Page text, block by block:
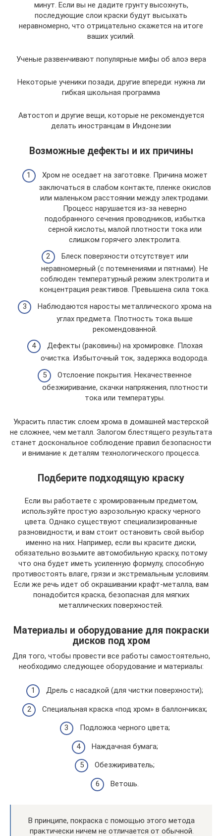
минут. Если вы не дадите грунту высохнуть,
последующие слои краски будут высыхать
неравномерно, что отрицательно скажется на итоге
ваших усилий.
Ученые развенчивают популярные мифы об алоэ вера
Некоторые ученики позади, другие впереди: нужна ли
гибкая школьная программа
Автостоп и другие вещи, которые не рекомендуется
делать иностранцам в Индонезии
Возможные дефекты и их причины
Хром не оседает на заготовке. Причина может
заключаться в слабом контакте, пленке окислов
или маленьком расстоянии между электродами.
Процесс нарушается из-за неверно
подобранного сечения проводников, избытка
серной кислоты, малой плотности тока или
слишком горячего электролита.
Блеск поверхности отсутствует или
неравномерный (с потемнениями и пятнами). Не
соблюден температурный режим электролита и
концентрация реактивов. Превышена сила тока.
Наблюдаются наросты металлического хрома на
углах предмета. Плотность тока выше
рекомендованной.
Дефекты (раковины) на хромировке. Плохая
очистка. Избыточный ток, задержка водорода.
Отслоение покрытия. Некачественное
обезжиривание, скачки напряжения, плотности
тока или температуры.
Украсить пластик слоем хрома в домашней мастерской
не сложнее, чем металл. Залогом блестящего результата
станет доскональное соблюдение правил безопасности
и внимание к деталям технологического процесса.
Подберите подходящую краску
Если вы работаете с хромированным предметом,
используйте простую аэрозольную краску черного
цвета. Однако существуют специализированные
разновидности, и вам стоит остановить свой выбор
именно на них. Например, если вы красите диски,
обязательно возьмите автомобильную краску, потому
что она будет иметь усиленную формулу, способную
противостоять влаге, грязи и экстремальным условиям.
Если же речь идет об окрашивании крафт-металла, вам
понадобится краска, безопасная для мягких
металлических поверхностей.
Материалы и оборудование для покраски
дисков под хром
Для того, чтобы провести все работы самостоятельно,
необходимо следующее оборудование и материалы:
Дрель с насадкой (для чистки поверхности);
Специальная краска «под хром» в баллончиках;
Подложка черного цвета;
Наждачная бумага;
Обезжириватель;
Ветошь.
В принципе, покраска с помощью этого метода
практически ничем не отличается от обычной.